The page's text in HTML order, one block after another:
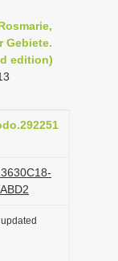
Gebiete.
edition)